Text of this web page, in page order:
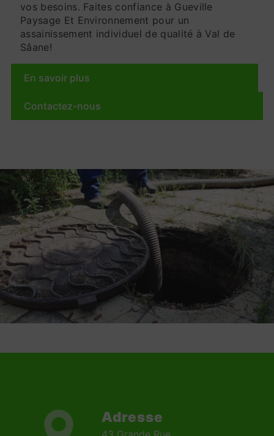
vos besoins. Faites confiance à Gueville
Paysage Et Environnement pour un
assainissement individuel de qualité à Val de
Sâane!
En savoir plus
Contactez-nous
Adresse